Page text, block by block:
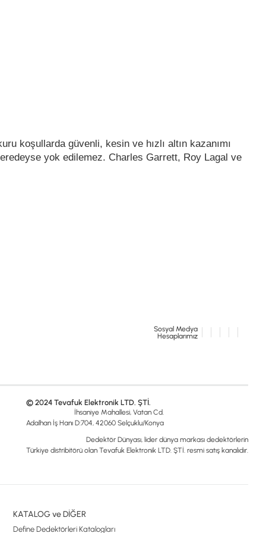
koşullarda güvenli, kesin ve hızlı altın kazanımı
yok edilemez. Charles Garrett, Roy Lagal ve
Sosyal Medya
Hesaplarımız
© 2024 Tevafuk Elektronik LTD. ŞTİ.
İhsaniye Mahallesi, Vatan Cd.
Adalhan İş Hanı D:704, 42060 Selçuklu/Konya
Dedektör Dünyası, lider dünya markası dedektörlerin
Türkiye distribitörü olan Tevafuk Elektronik LTD. ŞTİ. resmi satış kanalıdır.
KATALOG ve DİĞER
Define Dedektörleri Katalogları